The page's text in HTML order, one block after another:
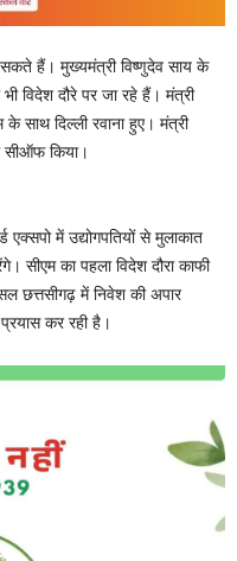
सकते हैं। मुख्यमंत्री विष्णुदेव साय के
विदेश दौरे पर जा रहे हैं। मंत्री
के साथ दिल्ली रवाना हुए। मंत्री
सीऑफ किया।
एक्सपो में उद्योगपतियों से मुलाकात
सीएम का पहला विदेश दौरा काफी
छत्तसीगढ़ में निवेश की अपार
कर रही है।